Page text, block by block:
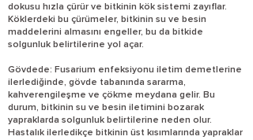
dokusu hızla çürür ve bitkinin kök sistemi zayıflar.
Köklerdeki bu çürümeler, bitkinin su ve besin
maddelerini almasını engeller, bu da bitkide
solgunluk belirtilerine yol açar.
Gövdede: Fusarium enfeksiyonu iletim demetlerine
ilerlediğinde, gövde tabanında sararma,
kahverengileşme ve çökme meydana gelir. Bu
durum, bitkinin su ve besin iletimini bozarak
yapraklarda solgunluk belirtilerine neden olur.
Hastalık ilerledikçe bitkinin üst kısımlarında yapraklar